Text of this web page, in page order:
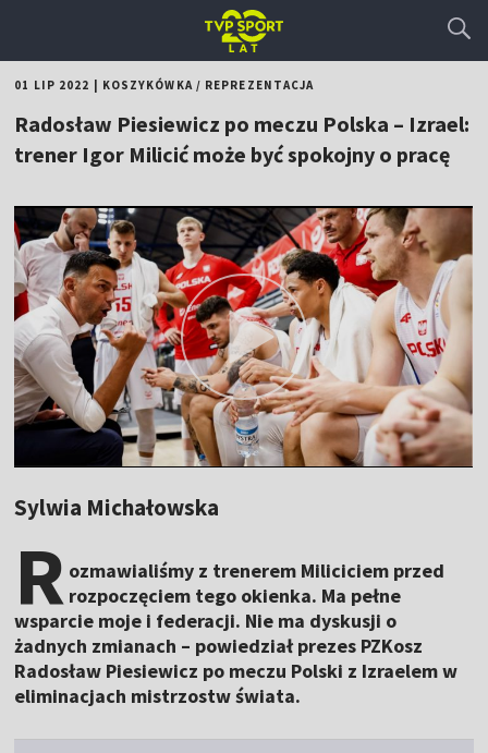
01 LIP 2022 KOSZYKÓWKA/ REPREZENTACJA
Radosław Piesiewicz po meczu Polska – Izrael:
trener Igor Milicić może być spokojny o pracę
Sylwia Michałowska
R ozmawialiśmy z trenerem Miliciciem przed
rozpoczęciem tego okienka. Ma pełne
wsparcie moje i federacji. Nie ma dyskusji o
żadnych zmianach – powiedział prezes PZKosz
Radosław Piesiewicz po meczu Polski z Izraelem w
eliminacjach mistrzostw świata.